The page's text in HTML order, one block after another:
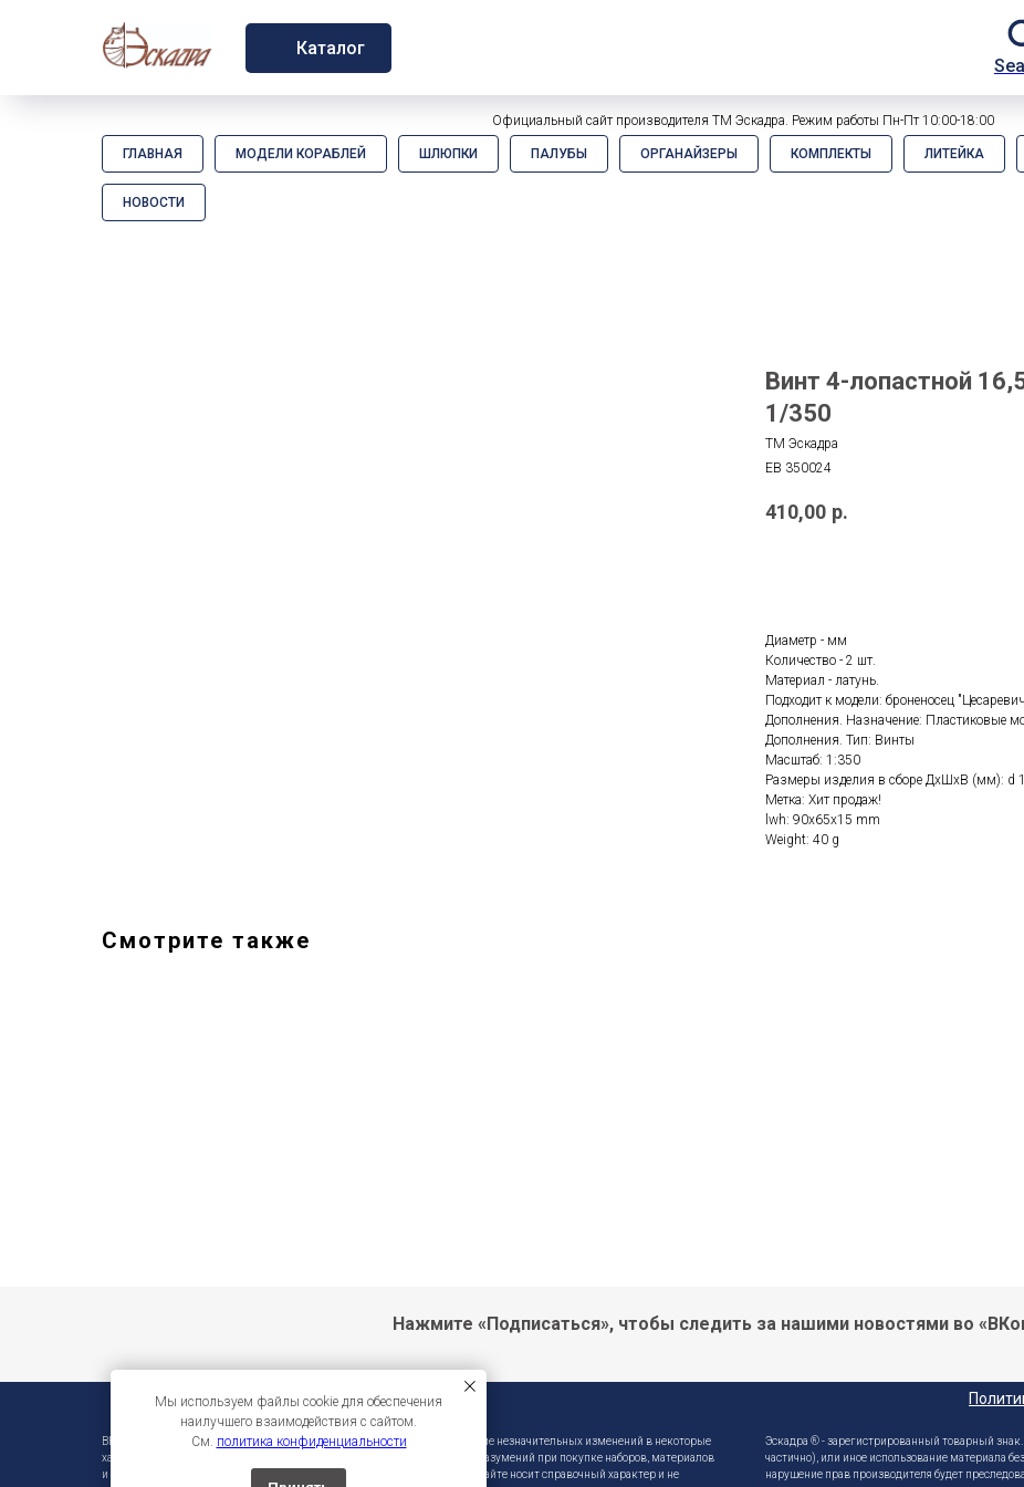
Каталог
Официальный сайт производителя ТМ Эскадра. Режим работы Пн-Пт 10:00-18:00
ГЛАВНАЯ МОДЕЛИ КОРАБЛЕЙ ШЛЮПКИ ПАЛУБЫ ОРГАНАЙЗЕРЫ КОМПЛЕКТЫ ЛИТЕЙКА
НОВОСТИ
Мы используем файлы cookie для обеспечения
наилучшего взаимодействия с сайтом.
См. политика конфиденциальности
Винт 4-лопастной
1/350
ТМ Эскадра
EB 350024
410,00 р.
Диаметр - мм
Количество - 2 шт.
Материал - латунь.
Подходит к модели: броненосец
Дополнения. Назначение: Пластиковые
Дополнения. Тип: Винты
Масштаб: 1:350
Размеры изделия в сборе ДхШхВ (мм): d
Метка: Хит продаж!
lwh: 90x65x15 mm
Weight: 40 g
Смотрите также
Нажмите «Подписаться», чтобы следить за нашими новостями во
ВНИМАНИЕ!!! Фирма-производитель оставляет за собой право на внесение незначительных изменений в некоторые
характеристики без предварительного уведомления. Во избежание недоразумений при покупке наборов, материалов
и инструмента уточняйте информацию у продавцов. Вся информация на сайте носит справочный характер и не
Эскадра ® - зарегистрированный товарный
частично), или иное использование материала
нарушение прав производителя будет